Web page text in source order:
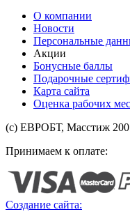
О компании
Новости
Персональные
Акции
Бонусные баллы
Подарочные
Карта сайта
Оценка рабочих
(с) ЕВРОБТ, Масстиж
Принимаем к оплате:
Создание сайта: